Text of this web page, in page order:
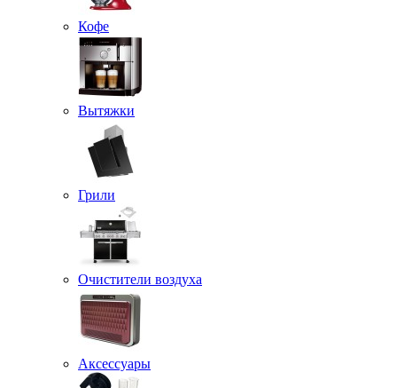
Кофе
Вытяжки
Грили
Очистители воздуха
Аксессуары